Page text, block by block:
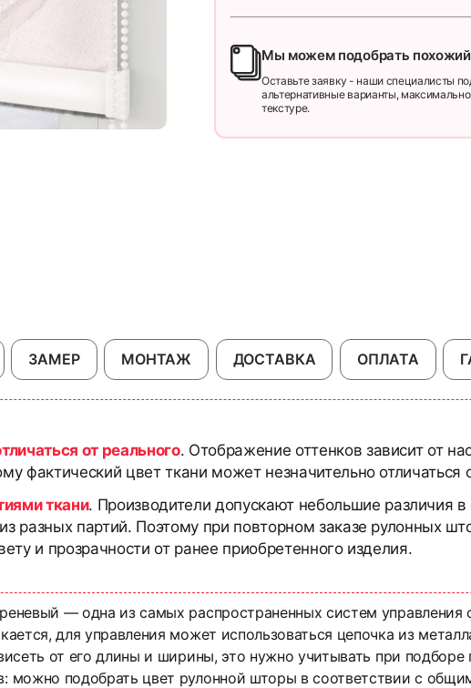
Мы можем подобрать
Оставьте заявку - наши специалисты
альтернативные варианты,
текстуре.
ЗАМЕР МОНТАЖ ДОСТАВКА ОПЛАТА
от реального. Отображение оттенков зависит от
фактический цвет ткани может незначительно отличаться
ткани. Производители допускают небольшие различия в
разных партий. Поэтому при повторном заказе рулонных
и прозрачности от ранее приобретенного изделия.
— одна из самых распространенных систем
для управления может использоваться цепочка из
от его длины и ширины, это нужно учитывать при
можно подобрать цвет рулонной шторы в соответствии с